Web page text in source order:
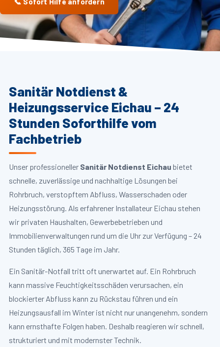
Sanitär Notdienst &
Heizungsservice Eichau – 24
Stunden Soforthilfe vom
Fachbetrieb
Unser professioneller Sanitär Notdienst Eichau bietet
schnelle, zuverlässige und nachhaltige Lösungen bei
Rohrbruch, verstopftem Abfluss, Wasserschaden oder
Heizungsstörung. Als erfahrener Installateur Eichau stehen
wir privaten Haushalten, Gewerbebetrieben und
Immobilienverwaltungen rund um die Uhr zur Verfügung – 24
Stunden täglich, 365 Tage im Jahr.
Ein Sanitär-Notfall tritt oft unerwartet auf. Ein Rohrbruch
kann massive Feuchtigkeitsschäden verursachen, ein
blockierter Abfluss kann zu Rückstau führen und ein
Heizungsausfall im Winter ist nicht nur unangenehm, sondern
kann ernsthafte Folgen haben. Deshalb reagieren wir schnell,
strukturiert und mit modernster Technik.